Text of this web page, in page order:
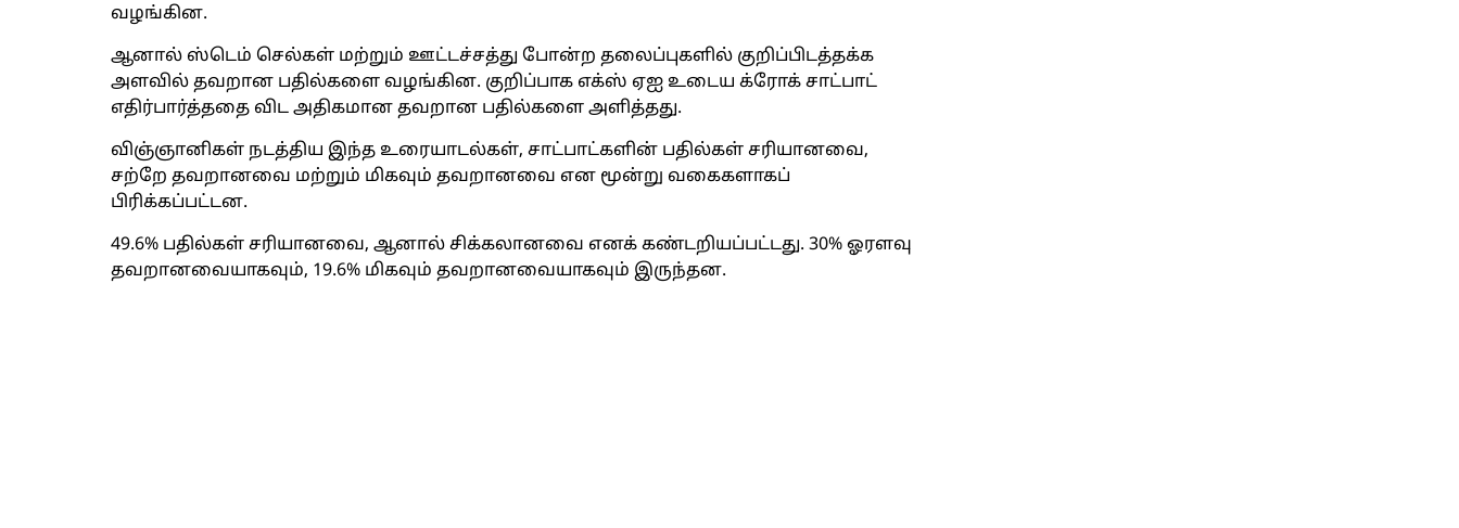
வழங்கின.
ஆனால் ஸ்டெம் செல்கள் மற்றும் ஊட்டச்சத்து போன்ற தலைப்புகளில் குறிப்பிடத்தக்க
அளவில் தவறான பதில்களை வழங்கின. குறிப்பாக எக்ஸ் ஏஐ உடைய க்ரோக் சாட்பாட்
எதிர்பார்த்ததை விட அதிகமான தவறான பதில்களை அளித்தது.
விஞ்ஞானிகள் நடத்திய இந்த உரையாடல்கள், சாட்பாட்களின் பதில்கள் சரியானவை,
சற்றே தவறானவை மற்றும் மிகவும் தவறானவை என மூன்று வகைகளாகப்
பிரிக்கப்பட்டன.
49.6% பதில்கள் சரியானவை, ஆனால் சிக்கலானவை எனக் கண்டறியப்பட்டது. 30% ஓரளவு
தவறானவையாகவும், 19.6% மிகவும் தவறானவையாகவும் இருந்தன.